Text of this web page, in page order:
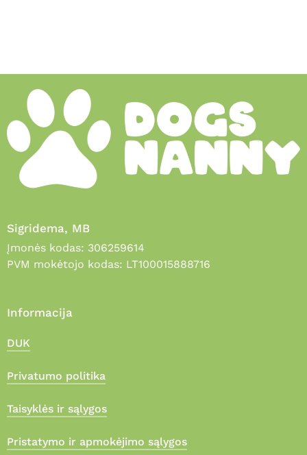
Sigridema, MB
Įmonės kodas: 306259614
PVM mokėtojo kodas: LT100015888716
Informacija
DUK
Privatumo politika
Taisyklės ir sąlygos
Pristatymo ir apmokėjimo sąlygos